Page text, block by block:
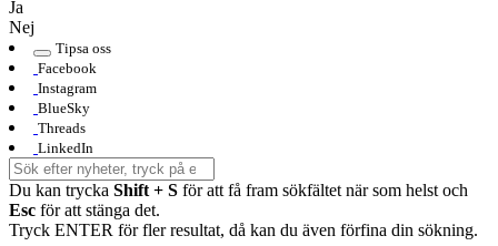
Ja
Nej
Tipsa oss
Facebook
Instagram
BlueSky
Threads
LinkedIn
Du kan trycka Shift + S för att få fram sökfältet när som helst och
Esc för att stänga det.
Tryck ENTER för fler resultat, då kan du även förfina din sökning.